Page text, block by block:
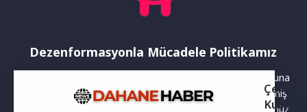
Dezenformasyonla Mücadele Politikamız
Yayınlanan haberler doğruluk ilkesi gözetilerek hazırlanır. Buna
rağmen bazı içeriklerde eksik, hatalı veya güncelliğini yitirmiş
bilgiler bulunabilir.Yanlış veya yanıltıcı olduğunu düşündüğünüz
Çerez